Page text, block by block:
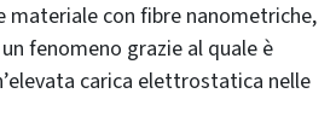
con fibre nanometriche,
fenomeno grazie al quale è
carica elettrostatica nelle